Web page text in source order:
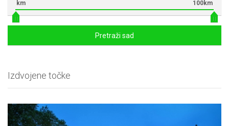
km 100km
Pretraži sad
Izdvojene točke